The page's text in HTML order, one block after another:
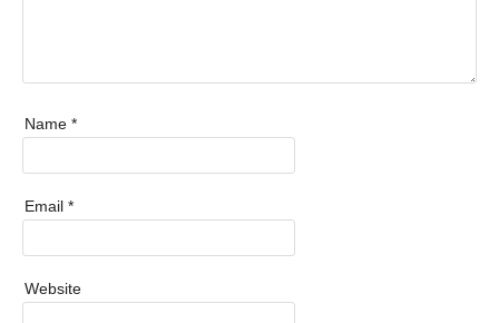
Name *
Email *
Website